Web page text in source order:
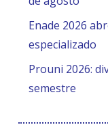
Enade 2026
especializado
Prouni 2026:
semestre